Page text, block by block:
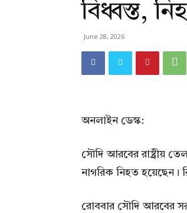
বিধ্বস্ত,
June 28, 2026
অনলাইন ডেস্ক:
সৌদি আরবের রাষ্ট্রীয়
নাগরিক নিহত হয়েছেন।
রোববার সৌদি আরবের